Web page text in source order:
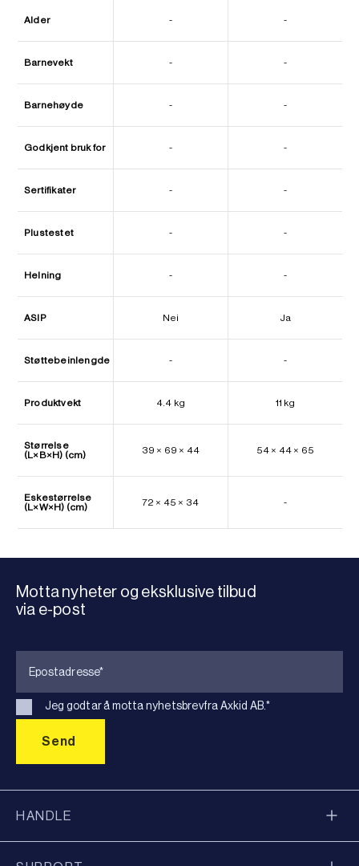
Alder - -
Barnevekt - -
Barnehøyde - -
Godkjent bruk for - -
Sertifikater - -
Plustestet - -
Helning - -
ASIP Nei Ja
Støttebeinlengde - -
Produktvekt 4.4 kg 11 kg
Størrelse
(L×B×H) (cm)
39 × 69 × 44 54 × 44 × 65
Eskestørrelse
(L×W×H) (cm)
72 × 45 × 34 -
Motta nyheter og eksklusive tilbud
via e-post
Jeg godtar å motta nyhetsbrevfra Axkid AB.*
HANDLE